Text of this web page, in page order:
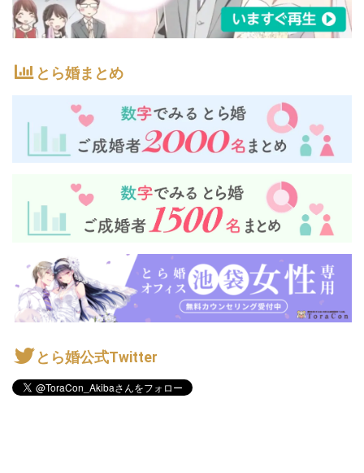
とら婚まとめ
とら婚公式Twitter